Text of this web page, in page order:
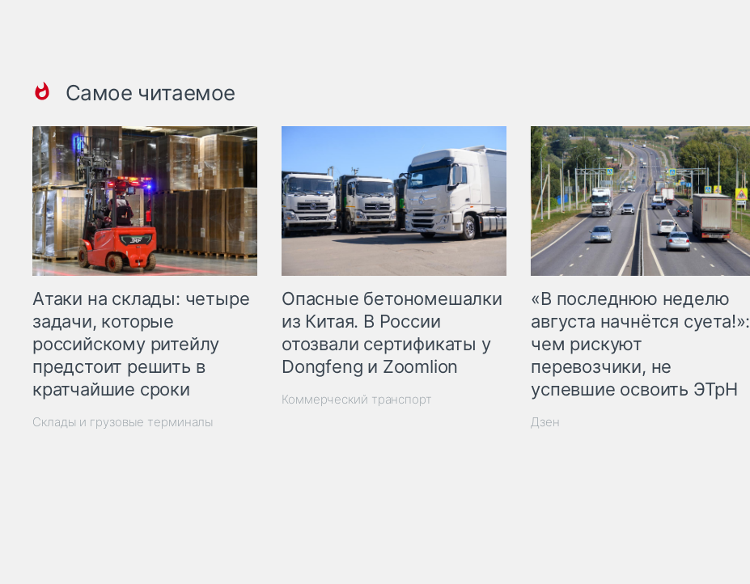
Самое читаемое
Атаки на склады: четыре
задачи, которые
российскому ритейлу
предстоит решить в
кратчайшие сроки
Склады и грузовые терминалы
Опасные бетономешалки
из Китая. В России
отозвали сертификаты у
Dongfeng и Zoomlion
Коммерческий транспорт
«В последнюю неделю
августа начнётся суета!»:
чем рискуют
перевозчики, не
успевшие освоить ЭТрН
Дзен